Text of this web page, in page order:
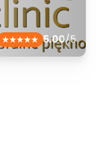
5.00/5